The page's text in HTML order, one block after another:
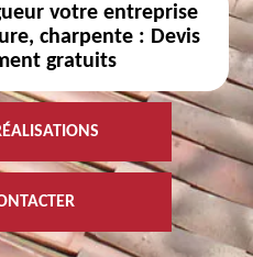
votre entreprise
charpente : Devis
gratuits